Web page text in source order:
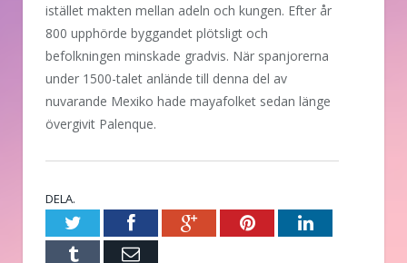
istället makten mellan adeln och kungen. Efter år
800 upphörde byggandet plötsligt och
befolkningen minskade gradvis. När spanjorerna
under 1500-talet anlände till denna del av
nuvarande Mexiko hade mayafolket sedan länge
övergivit Palenque.
DELA.
TwitterFacebookGoogle+PinterestLinkedIn
Tumblr E-